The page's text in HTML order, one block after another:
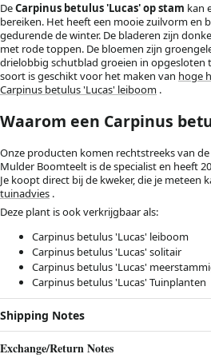
DeCarpinus betulus 'Lucas' op stam kan
bereiken. Het heeft een mooie zuilvorm en
gedurende de winter. De bladeren zijn
met rode toppen. De bloemen zijn
drielobbig schutblad groeien in opgesloten
soort is geschikt voor het maken van hoge
Carpinus betulus 'Lucas' leiboom .
Waarom een Carpinus
Onze producten komen rechtstreeks van
Mulder Boomteelt is de specialist en heeft
Je koopt direct bij de kweker, die je meteen
tuinadvies .
Deze plant is ook verkrijgbaar als:
Carpinus betulus 'Lucas' leiboom
Carpinus betulus 'Lucas' solitair
Carpinus betulus 'Lucas'
Carpinus betulus 'Lucas' Tuinplanten
Shipping Notes
Exchange/Return Notes